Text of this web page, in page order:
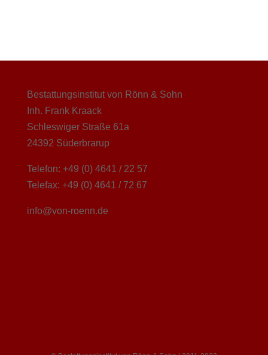
Bestattungsinstitut von Rönn & Sohn
Inh. Frank Kraack
Schleswiger Straße 61a
24392 Süderbrarup
Telefon: +49 (0) 4641 / 22 57
Telefax: +49 (0) 4641 / 72 67
info@von-roenn.de